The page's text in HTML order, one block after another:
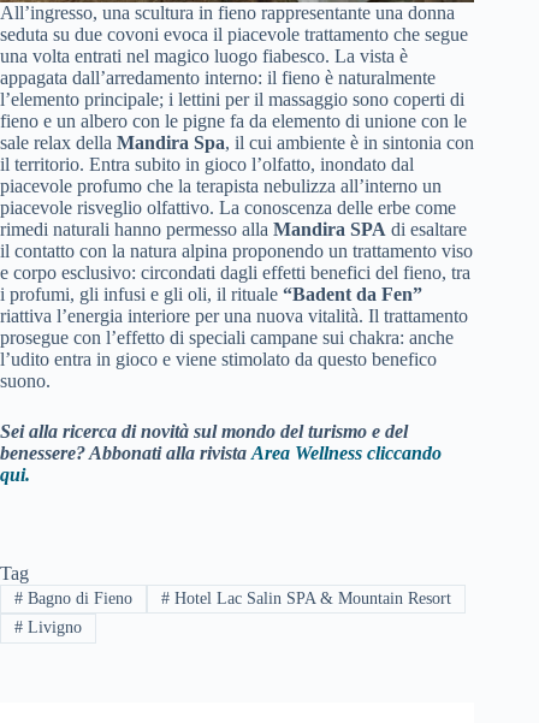
All’ingresso, una scultura in fieno rappresentante una donna
seduta su due covoni evoca il piacevole trattamento che segue
una volta entrati nel magico luogo fiabesco. La vista è
appagata dall’arredamento interno: il fieno è naturalmente
l’elemento principale; i lettini per il massaggio sono coperti di
fieno e un albero con le pigne fa da elemento di unione con le
sale relax della Mandira Spa, il cui ambiente è in sintonia con
il territorio. Entra subito in gioco l’olfatto, inondato dal
piacevole profumo che la terapista nebulizza all’interno un
piacevole risveglio olfattivo. La conoscenza delle erbe come
rimedi naturali hanno permesso alla Mandira SPA di esaltare
il contatto con la natura alpina proponendo un trattamento viso
e corpo esclusivo: circondati dagli effetti benefici del fieno, tra
i profumi, gli infusi e gli oli, il rituale “Badent da Fen”
riattiva l’energia interiore per una nuova vitalità. Il trattamento
prosegue con l’effetto di speciali campane sui chakra: anche
l’udito entra in gioco e viene stimolato da questo benefico
suono.
Sei alla ricerca di novità sul mondo del turismo e del
benessere? Abbonati alla rivista Area Wellness cliccando
qui.
Tag
#Bagno di Fieno #Hotel Lac Salin SPA & Mountain Resort
#Livigno